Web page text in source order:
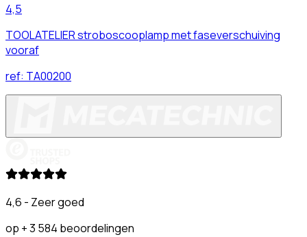
4,5
TOOLATELIER stroboscooplamp met faseverschuiving
vooraf
ref: TA00200
4,6 - Zeer goed
op + 3 584 beoordelingen